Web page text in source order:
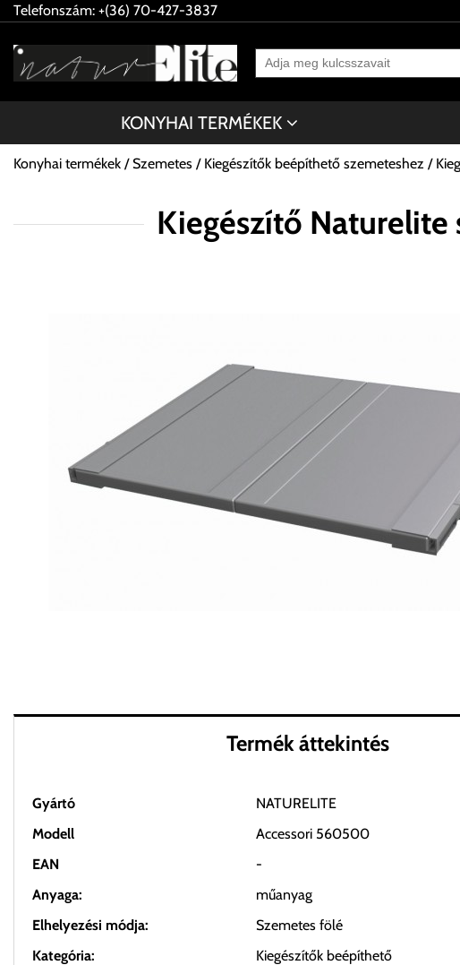
Telefonszám: +(36) 70-427-3837
KONYHAI TERMÉKEK
Konyhai termékek Szemetes Kiegészítők beépíthető szemeteshez
Kiegészítő
Termék áttekintés
Gyártó
NATURELITE
Modell
Accessori 560500
EAN
-
Anyaga:
műanyag
Elhelyezési módja:
Szemetes fölé
Kategória:
Kiegészítők beépíthető